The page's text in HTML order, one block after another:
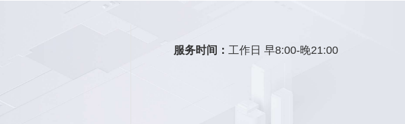
服务时间：工作日 早8:00-晚21:00